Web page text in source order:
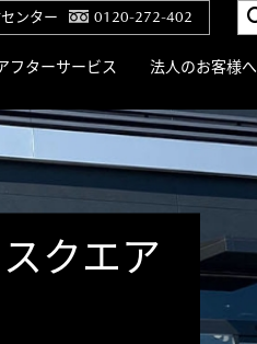
ンター 0120-272-402
フターサービス 法人のお客様へ
クエア